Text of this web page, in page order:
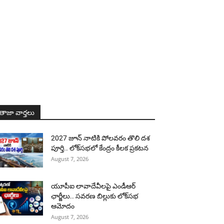
వార్తలు
2027 జూన్ నాటికి పోలవరం తొలి దశ
పూర్తి.. లోక్‌సభలో కేంద్రం కీలక ప్రకటన
August 7, 2026
యూపీఐ లావాదేవీలపై ఎండీఆర్
ఛార్జీలు.. సవరణ బిల్లుకు లోక్‌సభ
ఆమోదం
August 7, 2026